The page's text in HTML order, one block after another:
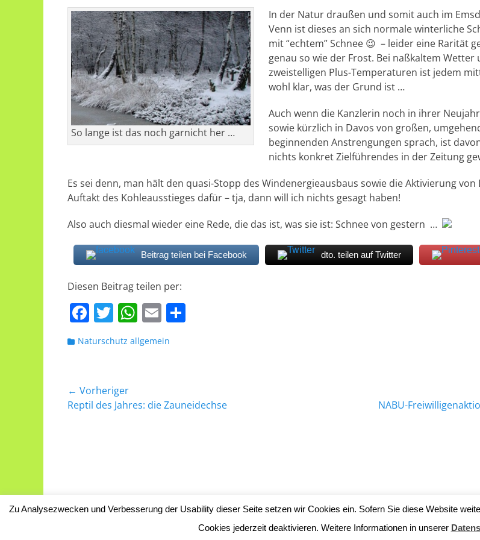
So lange ist das noch garnicht her …
In der Natur draußen und somit auch im
Venn ist dieses an sich normale winterliche
mit “echtem” Schnee 😉 – leider eine Rarität
genau so wie der Frost. Bei naßkaltem Wetter
zweistelligen Plus-Temperaturen ist jedem
wohl klar, was der Grund ist …
Auch wenn die Kanzlerin noch in ihrer
sowie kürzlich in Davos von großen,
beginnenden Anstrengungen sprach, ist
nichts konkret Zielführendes in der Zeitung
Es sei denn, man hält den quasi-Stopp des Windenergieausbaus sowie die Aktivierung von
Auftakt des Kohleausstieges dafür – tja, dann will ich nichts gesagt haben!
Also auch diesmal wieder eine Rede, die das ist, was sie ist: Schnee von gestern …
Beitrag teilen bei Facebook dto. teilen auf Twitter
Diesen Beitrag teilen per:
F
a
c
b
o
T
w
itt
W
h
at
p
E
m
ai
Kategorien
Naturschutz allgemein
Beitragsnavigation
← Vorheriger
Vorheriger
Reptil des Jahres: die Zauneidechse NABU-
Das Naturschutzgebiet Emsdettener Venn. Alle Rechte vorbehalten.
Zu Analysezwecken und Verbesserung der Usability dieser Seite setzen wir Cookies ein. Sofern Sie diese Website
Cookies jederzeit deaktivieren. Weitere Informationen in unserer